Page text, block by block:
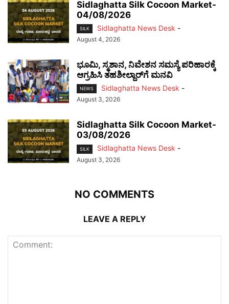
Sidlaghatta Silk Cocoon Market-
04/08/2026
SILK Sidlaghatta News Desk -
August 4, 2026
ಭೂಮಿ, ಸ್ಮಶಾನ, ನಿವೇಶನ ಸಮಸ್ಯೆ ಪರಿಹಾರಕ್ಕೆ
ಆಗ್ರಹಿಸಿ ತಹಶೀಲ್ದಾರ್‌ಗೆ ಮನವಿ
NEWS Sidlaghatta News Desk -
August 3, 2026
Sidlaghatta Silk Cocoon Market-
03/08/2026
SILK Sidlaghatta News Desk -
August 3, 2026
NO COMMENTS
LEAVE A REPLY